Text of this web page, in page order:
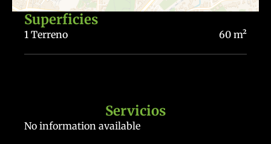
Superficies
1 Terreno 60 m²
Servicios
No information available